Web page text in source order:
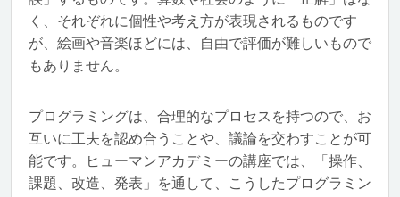
く、それぞれに個性や考え方が表現されるものです
が、絵画や音楽ほどには、自由で評価が難しいもので
もありません。
プログラミングは、合理的なプロセスを持つので、お
互いに工夫を認め合うことや、議論を交わすことが可
能です。ヒューマンアカデミーの講座では、「操作、
課題、改造、発表」を通して、こうしたプログラミン